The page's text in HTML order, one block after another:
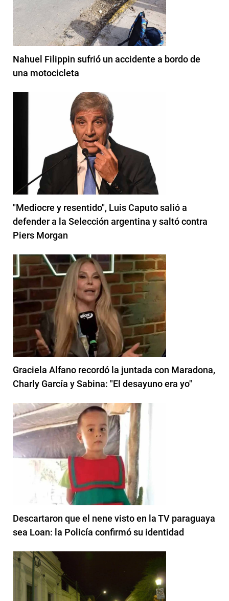
Nahuel Filippin sufrió un accidente a bordo de
una motocicleta
"Mediocre y resentido", Luis Caputo salió a
defender a la Selección argentina y saltó contra
Piers Morgan
Graciela Alfano recordó la juntada con Maradona,
Charly García y Sabina: "El desayuno era yo"
Descartaron que el nene visto en la TV paraguaya
sea Loan: la Policía confirmó su identidad